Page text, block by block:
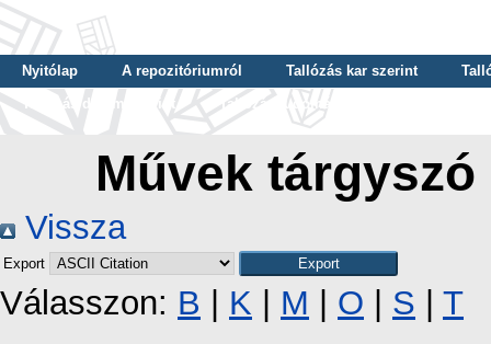
Nyitólap A repozitóriumról Tallózás kar szerint
Tallózás dátum szerint
Tallózás tudományterület szerint
Művek
Vissza
Export
Válasszon: B K M O S
T